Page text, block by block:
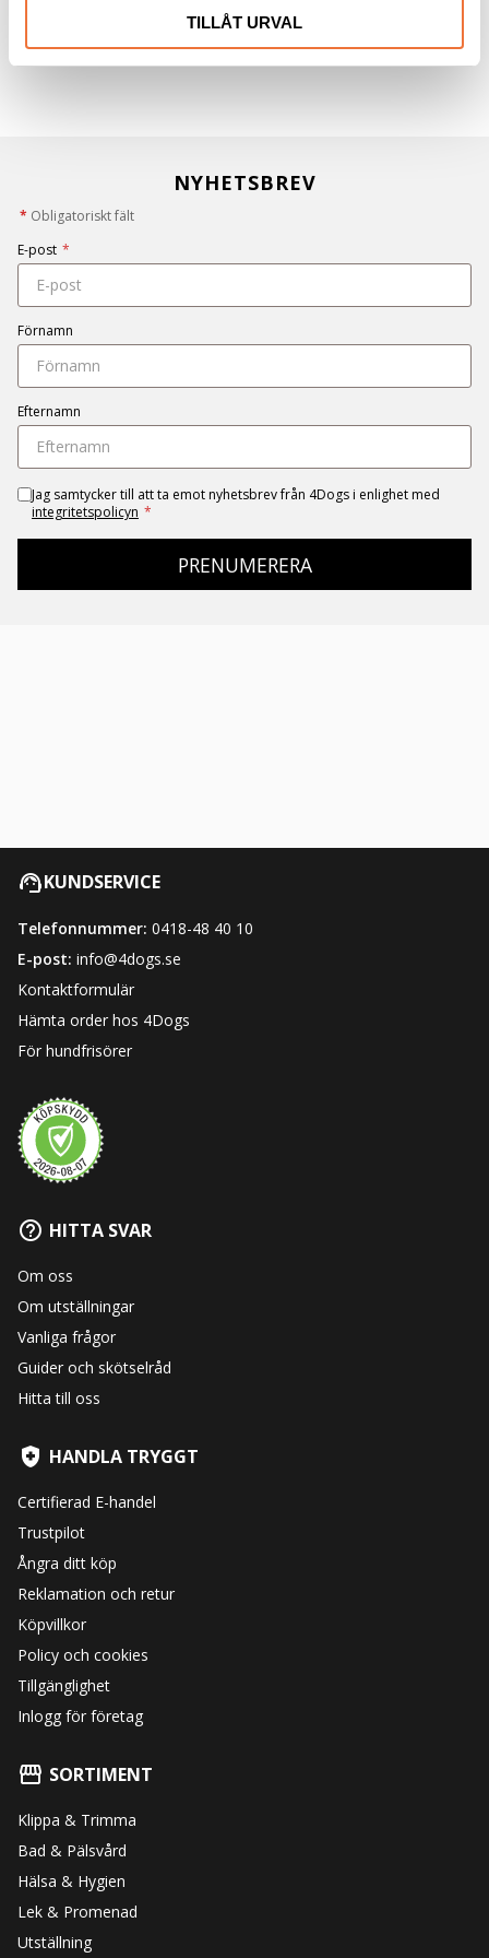
TILLÅT URVAL
NYHETSBREV
* Obligatoriskt fält
E-post *
Förnamn
Efternamn
Jag samtycker till att ta emot nyhetsbrev från 4Dogs i enlighet med
integritetspolicyn *
PRENUMERERA
KUNDSERVICE
Telefonnummer: 0418-48 40 10
E-post: info@4dogs.se
Kontaktformulär
Hämta order hos 4Dogs
För hundfrisörer
HITTA SVAR
Om oss
Om utställningar
Vanliga frågor
Guider och skötselråd
Hitta till oss
HANDLA TRYGGT
Certifierad E-handel
Trustpilot
Ångra ditt köp
Reklamation och retur
Köpvillkor
Policy och cookies
Tillgänglighet
Inlogg för företag
SORTIMENT
Klippa & Trimma
Bad & Pälsvård
Hälsa & Hygien
Lek & Promenad
Utställning